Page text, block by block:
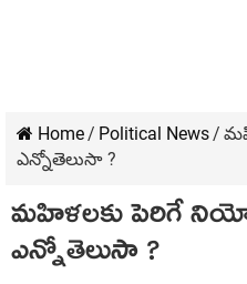
Home/ Political News/
ఎన్నోతెలుసా ?
మహిళలకు పెరిగే
ఎన్నోతెలుసా ?